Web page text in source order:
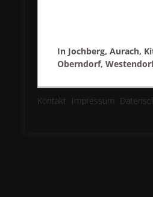
In Jochberg, Aurach,
Oberndorf,
Kontakt Impressum